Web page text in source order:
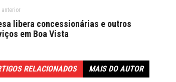
anterior
libera concessionárias e outros
em Boa Vista
RELACIONADOS MAIS DO AUTOR